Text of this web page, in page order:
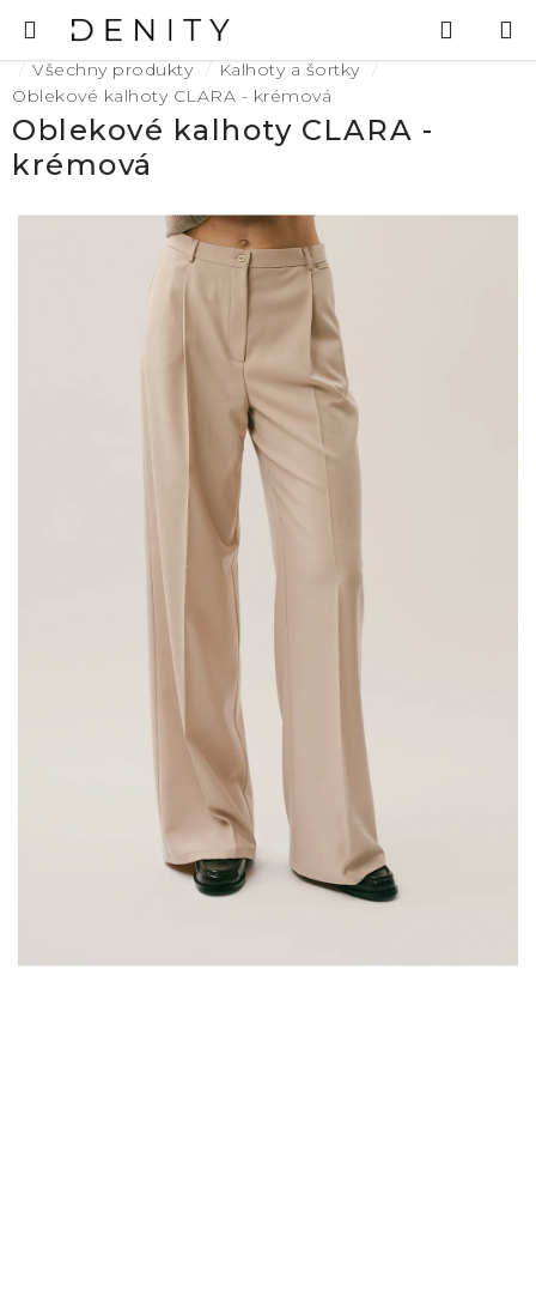
na
obsah
Hledat
Domů
Všechny produkty
Kalhoty a šortky
Oblekové kalhoty CLARA - krémová
Oblekové kalhoty CLARA -
krémová